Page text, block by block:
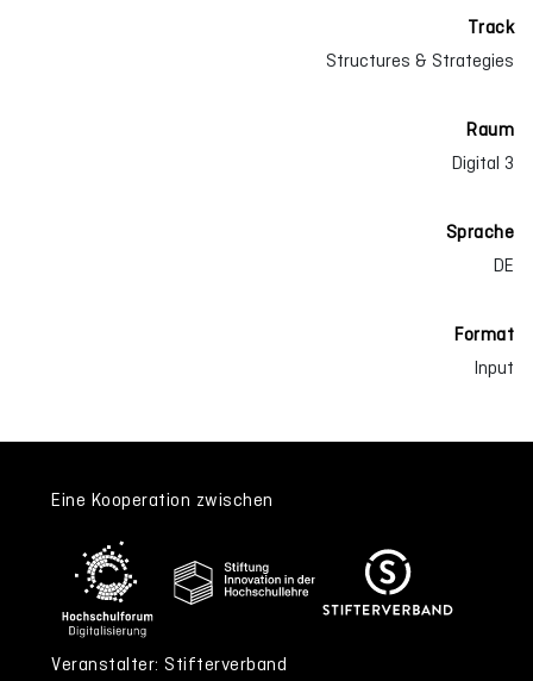
Track
Structures & Strategies
Raum
Digital 3
Sprache
DE
Format
Input
Eine Kooperation zwischen
Veranstalter: Stifterverband